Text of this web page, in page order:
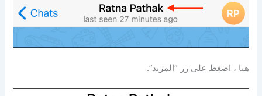
هنا ، اضغط على زر “المزيد”.